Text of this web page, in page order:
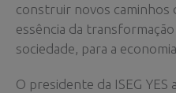
construir novos caminhos
essência da
sociedade, para a
O presidente da ISEG YES